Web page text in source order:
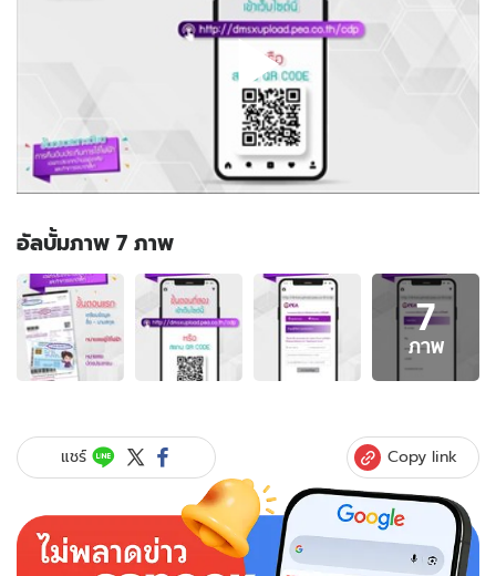
อัลบั้มภาพ 7 ภาพ
อัลบั้ม
ภาพ
ภาพ
ของ
รับ
เงิน
ไฟ
จาก
กฟภ.
7
ภาพ
แชร์ Copy link